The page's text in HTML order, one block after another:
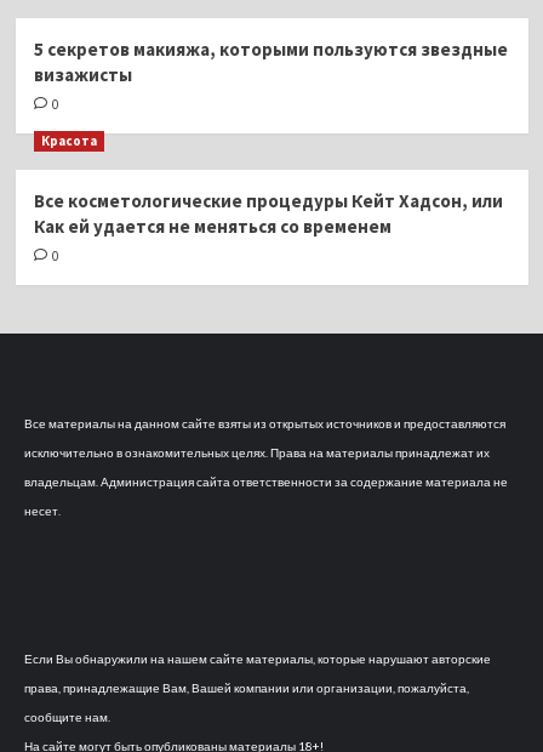
5 секретов макияжа, которыми пользуются звездные
визажисты
0
Красота
Все косметологические процедуры Кейт Хадсон, или
Как ей удается не меняться со временем
0
Все материалы на данном сайте взяты из открытых источников и предоставляются
исключительно в ознакомительных целях. Права на материалы принадлежат их
владельцам. Администрация сайта ответственности за содержание материала не
несет.
Если Вы обнаружили на нашем сайте материалы, которые нарушают авторские
права, принадлежащие Вам, Вашей компании или организации, пожалуйста,
сообщите нам.
На сайте могут быть опубликованы материалы 18+!